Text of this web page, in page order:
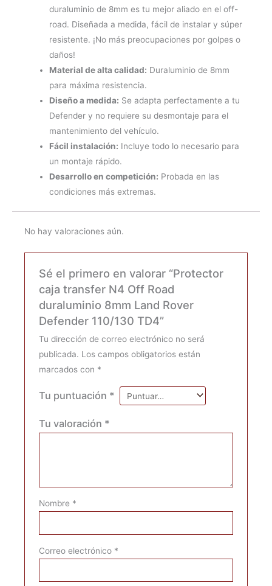
duraluminio de 8mm es tu mejor aliado en el off-
road. Diseñada a medida, fácil de instalar y súper
resistente. ¡No más preocupaciones por golpes o
daños!
Material de alta calidad: Duraluminio de 8mm
para máxima resistencia.
Diseño a medida: Se adapta perfectamente a tu
Defender y no requiere su desmontaje para el
mantenimiento del vehículo.
Fácil instalación: Incluye todo lo necesario para
un montaje rápido.
Desarrollo en competición: Probada en las
condiciones más extremas.
No hay valoraciones aún.
Sé el primero en valorar “Protector
caja transfer N4 Off Road
duraluminio 8mm Land Rover
Defender 110/130 TD4”
Tu dirección de correo electrónico no será
publicada. Los campos obligatorios están
marcados con *
Tu puntuación *
Tu valoración *
Nombre *
Correo electrónico *